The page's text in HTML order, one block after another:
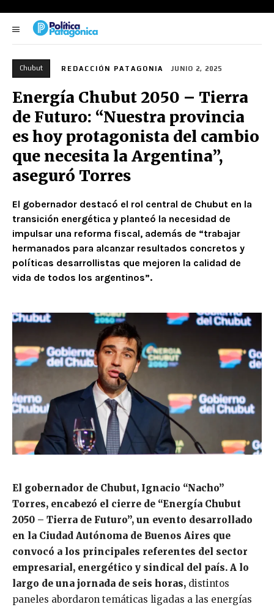
Chubut REDACCIÓN PATAGONIA JUNIO 2, 2025
Energía Chubut 2050 – Tierra
de Futuro: “Nuestra provincia
es hoy protagonista del cambio
que necesita la Argentina”,
aseguró Torres
El gobernador destacó el rol central de Chubut en la
transición energética y planteó la necesidad de
impulsar una reforma fiscal, además de “trabajar
hermanados para alcanzar resultados concretos y
políticas desarrollistas que mejoren la calidad de
vida de todos los argentinos”.
El gobernador de Chubut, Ignacio “Nacho”
Torres, encabezó el cierre de “Energía Chubut
2050 – Tierra de Futuro”, un evento desarrollado
en la Ciudad Autónoma de Buenos Aires que
convocó a los principales referentes del sector
empresarial, energético y sindical del país. A lo
largo de una jornada de seis horas, distintos
paneles abordaron temáticas ligadas a las energías